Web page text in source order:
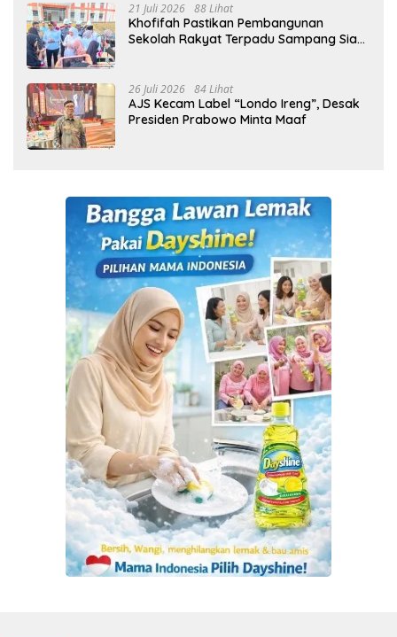
21 Juli 2026 88 Lihat
Khofifah Pastikan Pembangunan
Sekolah Rakyat Terpadu Sampang Siap
26 Juli 2026 84 Lihat
AJS Kecam Label “Londo Ireng”, Desak
Presiden Prabowo Minta Maaf